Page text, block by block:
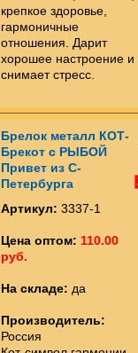
крепкое здоровье,
гармоничные
отношения. Дарит
хорошее настроение и
снимает стресс.
Брелок металл КОТ-
Брекот с РЫБОЙ
Привет из С-
Петербурга
Артикул: 3337-1
Цена оптом: 110.00
руб.
На складе: да
Производитель:
Россия